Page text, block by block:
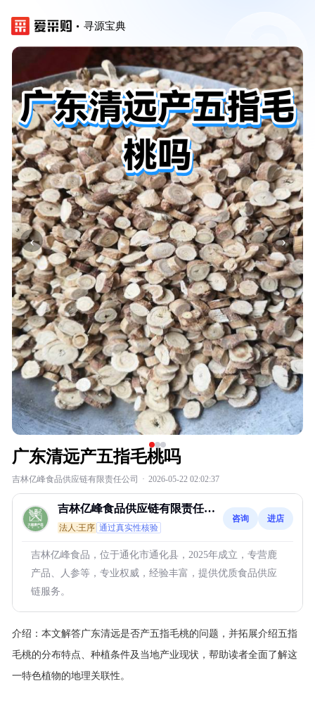
寻源宝典
‹ ›
广东清远产五指毛桃吗
吉林亿峰食品供应链有限责任公司 · 2026-05-22 02:02:37
吉林亿峰食品供应链有限责任公
司
法人:王序 通过真实性核验
咨询 进店
吉林亿峰食品，位于通化市通化县，2025年成立，专营鹿
产品、人参等，专业权威，经验丰富，提供优质食品供应
链服务。
介绍： 本文解答广东清远是否产五指毛桃的问题，并拓展介绍五指
毛桃的分布特点、种植条件及当地产业现状，帮助读者全面了解这
一特色植物的地理关联性。